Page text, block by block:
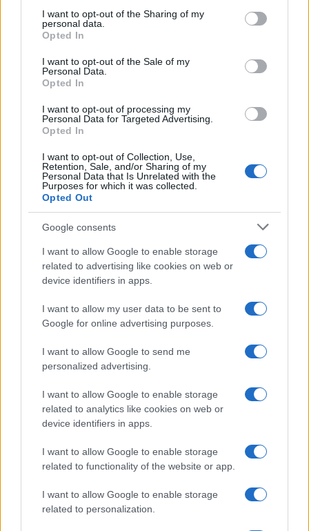
I want to opt-out of the Sharing of my
personal data.
Opted In
I want to opt-out of the Sale of my
Personal Data.
Opted In
I want to opt-out of processing my
Personal Data for Targeted Advertising.
Opted In
I want to opt-out of Collection, Use,
Retention, Sale, and/or Sharing of my
Personal Data that Is Unrelated with the
Purposes for which it was collected.
Opted Out
Google consents
I want to allow Google to enable storage
related to advertising like cookies on web or
device identifiers in apps.
I want to allow my user data to be sent to
Google for online advertising purposes.
I want to allow Google to send me
personalized advertising.
I want to allow Google to enable storage
related to analytics like cookies on web or
device identifiers in apps.
I want to allow Google to enable storage
related to functionality of the website or app.
I want to allow Google to enable storage
related to personalization.
Italije. Upravo zbog toga i posebno interesantnu. U
njemu Vas neće sačekati horde turista naoružanih
najnovijim čudima tehnike, niti spektakularne
turističke atrakcije.
#putovanje #italija
#akcija #2018
#nova godina #doček
#citydeal #popusti